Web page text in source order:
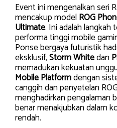
Event ini mengenalkan seri
mencakup model ROG
Ultimate. Ini adalah langkah
performa tinggi mobile
Ponse bergaya futuristik
eksklusif,Storm Whitedan
memadukan kekuatan
Mobile Platformdengan
canggih dan penyetelan
menghadirkan pengalaman
benar menakjubkan dalam
rendah.